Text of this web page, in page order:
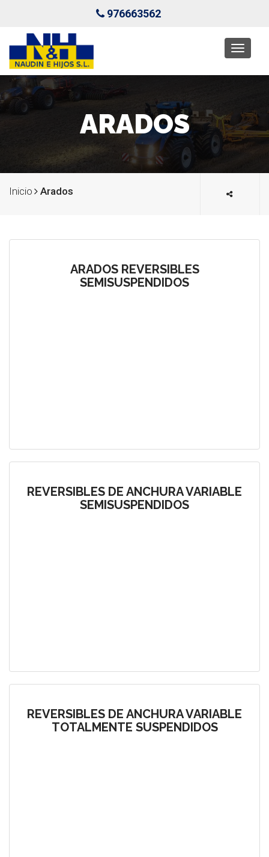
976663562
Toggle
ARADOS
Inicio Arados
ARADOS REVERSIBLES
SEMISUSPENDIDOS
REVERSIBLES DE ANCHURA VARIABLE
SEMISUSPENDIDOS
REVERSIBLES DE ANCHURA VARIABLE
TOTALMENTE SUSPENDIDOS